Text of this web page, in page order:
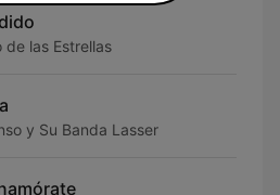
de las Estrellas
y Su Banda Lasser